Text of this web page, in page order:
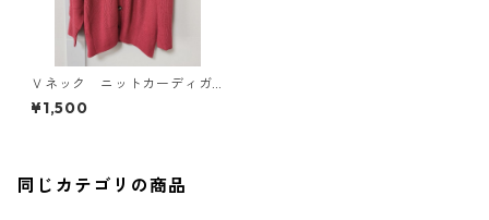
Ｖネック ニットカーディガ
ン ５Ｌ マゼンタ KAE-43
65
¥1,500
同じカテゴリの商品